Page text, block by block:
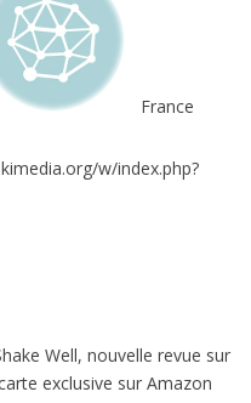
France
Well, nouvelle revue sur
exclusive sur Amazon